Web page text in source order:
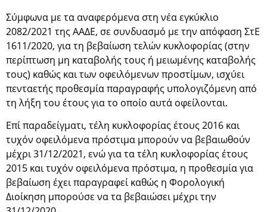
Σύμφωνα με τα αναφερόμενα στη νέα εγκύκλιο
2082/2021 της ΑΑΔΕ, σε συνδυασμό με την απόφαση ΣτΕ
1611/2020, για τη βεβαίωση τελών κυκλοφορίας (στην
περίπτωση μη καταβολής τους ή μειωμένης καταβολής
τους) καθώς και των οφειλόμενων προστίμων, ισχύει
πενταετής προθεσμία παραγραφής υπολογιζόμενη από
τη λήξη του έτους για το οποίο αυτά οφείλονται.
Επί παραδείγματι, τέλη κυκλοφορίας έτους 2016 και
τυχόν οφειλόμενα πρόστιμα μπορούν να βεβαιωθούν
μέχρι 31/12/2021, ενώ για τα τέλη κυκλοφορίας έτους
2015 και τυχόν οφειλόμενα πρόστιμα, η προθεσμία για
βεβαίωση έχει παραγραφεί καθώς η Φορολογική
Διοίκηση μπορούσε να τα βεβαιώσει μέχρι την